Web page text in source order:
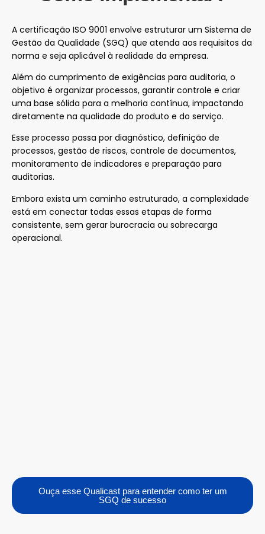
A certificação ISO 9001 envolve estruturar um Sistema de
Gestão da Qualidade (SGQ) que atenda aos requisitos da
norma e seja aplicável à realidade da empresa.
Além do cumprimento de exigências para auditoria, o
objetivo é organizar processos, garantir controle e criar
uma base sólida para a melhoria contínua, impactando
diretamente na qualidade do produto e do serviço.
Esse processo passa por diagnóstico, definição de
processos, gestão de riscos, controle de documentos,
monitoramento de indicadores e preparação para
auditorias.
Embora exista um caminho estruturado, a complexidade
está em conectar todas essas etapas de forma
consistente, sem gerar burocracia ou sobrecarga
operacional.
Ouça esse Qualicast para entender como ter um
SGQ de sucesso